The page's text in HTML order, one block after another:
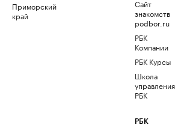
Приморский
край
Сайт
знакомств
podbor.ru
РБК
Компании
РБК Курсы
Школа
управления
РБК
РБК